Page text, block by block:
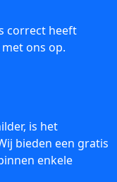
correct heeft
met ons op.
is het
bieden een gratis
enkele